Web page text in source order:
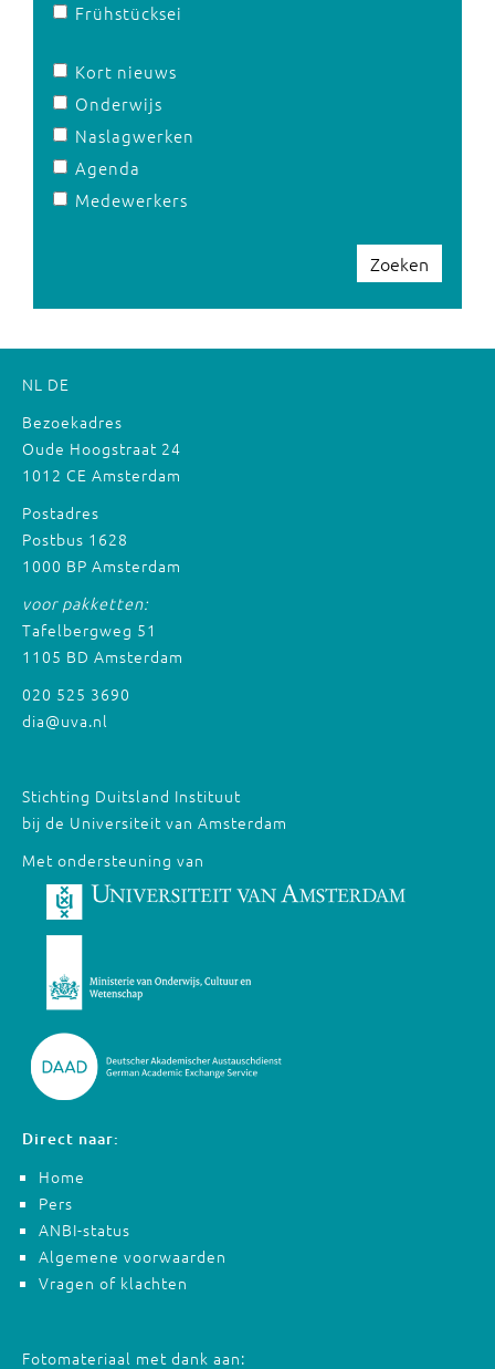
Frühstücksei
Kort nieuws
Onderwijs
Naslagwerken
Agenda
Medewerkers
Zoeken
NL DE
Bezoekadres
Oude Hoogstraat 24
1012 CE Amsterdam
Postadres
Postbus 1628
1000 BP Amsterdam
voor pakketten:
Tafelbergweg 51
1105 BD Amsterdam
020 525 3690
dia@uva.nl
Stichting Duitsland Instituut
bij de Universiteit van Amsterdam
Met ondersteuning van
Direct naar:
Home
Pers
ANBI-status
Algemene voorwaarden
Vragen of klachten
Fotomateriaal met dank aan: